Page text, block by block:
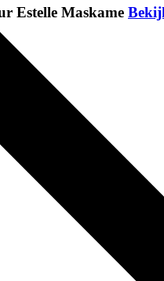
Estelle Maskame